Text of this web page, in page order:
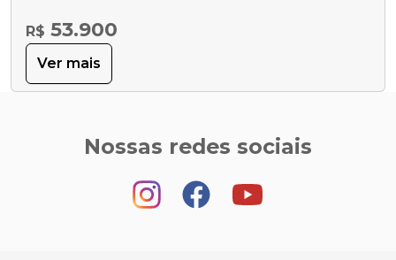
R$ 53.900
Ver mais
Nossas redes sociais